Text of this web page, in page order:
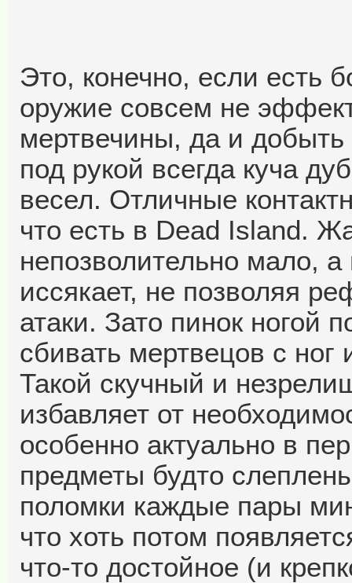
Это, конечно, если есть
оружие совсем не
мертвечины, да и добыть
под рукой всегда куча
весел. Отличные
что есть в Dead Island.
непозволительно мало,
иссякает, не позволяя
атаки. Зато пинок ногой
сбивать мертвецов с
Такой скучный и
избавляет от
особенно актуально в
предметы будто
поломки каждые пары
что хоть потом
что-то достойное (и